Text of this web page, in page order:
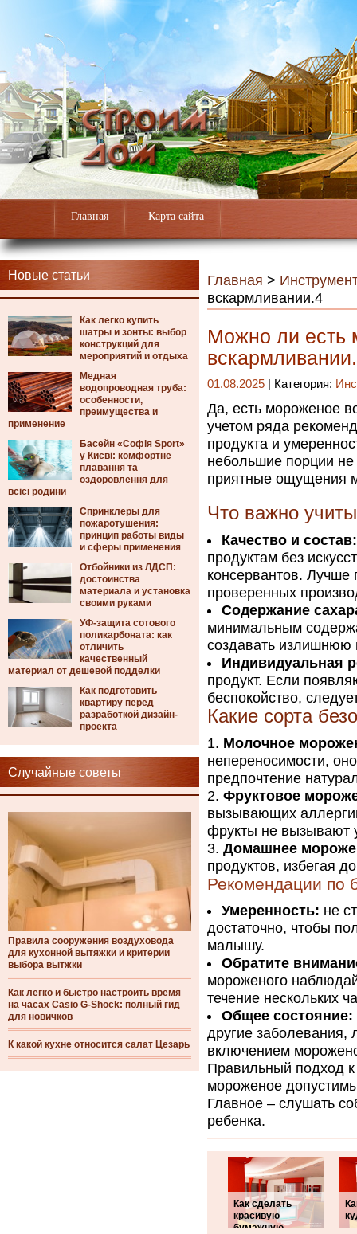
Главная Карта сайта
Новые статьи
Как легко купить
шатры и зонты: выбор
конструкций для
мероприятий и отдыха
Медная
водопроводная труба:
особенности,
преимущества и
применение
Басейн «Софія Sport»
у Києві: комфортне
плавання та
оздоровлення для
всієї родини
Спринклеры для
пожаротушения:
принцип работы виды
и сферы применения
Отбойники из ЛДСП:
достоинства
материала и установка
своими руками
УФ-защита сотового
поликарбоната: как
отличить
качественный
материал от дешевой подделки
Как подготовить
квартиру перед
разработкой дизайн-
проекта
Случайные советы
Правила сооружения воздуховода
для кухонной вытяжки и критерии
выбора вытжки
Как легко и быстро настроить время
на часах Casio G-Shock: полный гид
для новичков
К какой кухне относится салат Цезарь
Главная >
вскармливании.4
Можно ли есть
01.08.2025 | Категория:
Да, есть мороженое
учетом ряда
продукта и
небольшие порции
приятные ощущения
Что важно
Качество и состав:
продуктам без
консервантов. Лучше
проверенных
Содержание
минимальным
создавать излишнюю
Индивидуальная
продукт. Если
беспокойство,
Какие сорта
Молочное
непереносимости,
предпочтение
Фруктовое
вызывающих
фрукты не вызывают
Домашнее
продуктов, избегая
Рекомендации по
Умеренность: не
достаточно, чтобы
малышу.
Обратите
мороженого
течение нескольких
Общее состояние:
другие заболевания,
включением
Правильный подход
мороженое
Главное – слушать
ребенка.
Как сделать
красивую
бумажную